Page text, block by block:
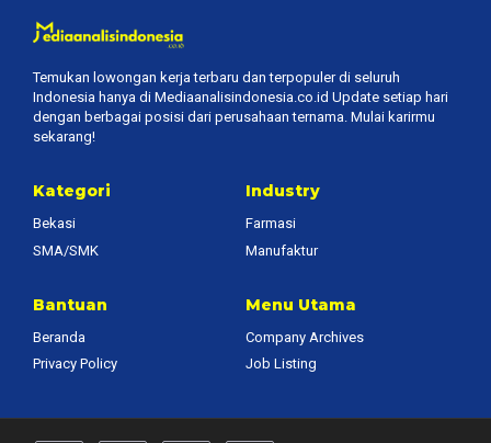
Temukan lowongan kerja terbaru dan terpopuler di seluruh
Indonesia hanya di Mediaanalisindonesia.co.id Update setiap hari
dengan berbagai posisi dari perusahaan ternama. Mulai karirmu
sekarang!
Kategori
Bekasi
SMA/SMK
Industry
Farmasi
Manufaktur
Bantuan
Beranda
Privacy Policy
Menu Utama
Company Archives
Job Listing